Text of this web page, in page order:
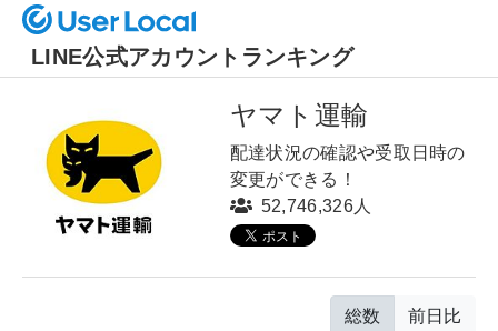
LINE公式アカウントランキング
ヤマト運輸
配達状況の確認や受取日時の
変更ができる！
52,746,326人
総数 前日比